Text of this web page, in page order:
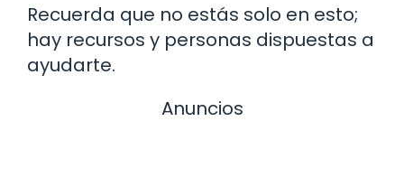
Recuerda que no estás solo en esto;
hay recursos y personas dispuestas a
ayudarte.
Anuncios